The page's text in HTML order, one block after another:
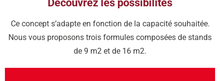
Découvrez les possibilités
Ce concept s’adapte en fonction de la capacité souhaitée.
Nous vous proposons trois formules composées de stands
de 9 m2 et de 16 m2.